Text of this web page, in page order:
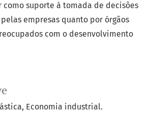
Economia industrial.
como suporte à tomada de decisões
empresas quanto por órgãos
com o desenvolvimento